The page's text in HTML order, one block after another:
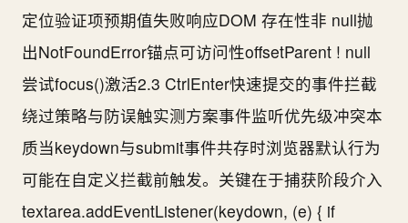
定位验证项预期值失败响应DOM 存在性非 null抛
出NotFoundError锚点可访问性offsetParent ! null
尝试focus()激活2.3 CtrlEnter快速提交的事件拦截
绕过策略与防误触实测方案事件监听优先级冲突本
质当keydown与submit事件共存时浏览器默认行为
可能在自定义拦截前触发。关键在于捕获阶段介入
textarea.addEventListener(keydown, (e) { if